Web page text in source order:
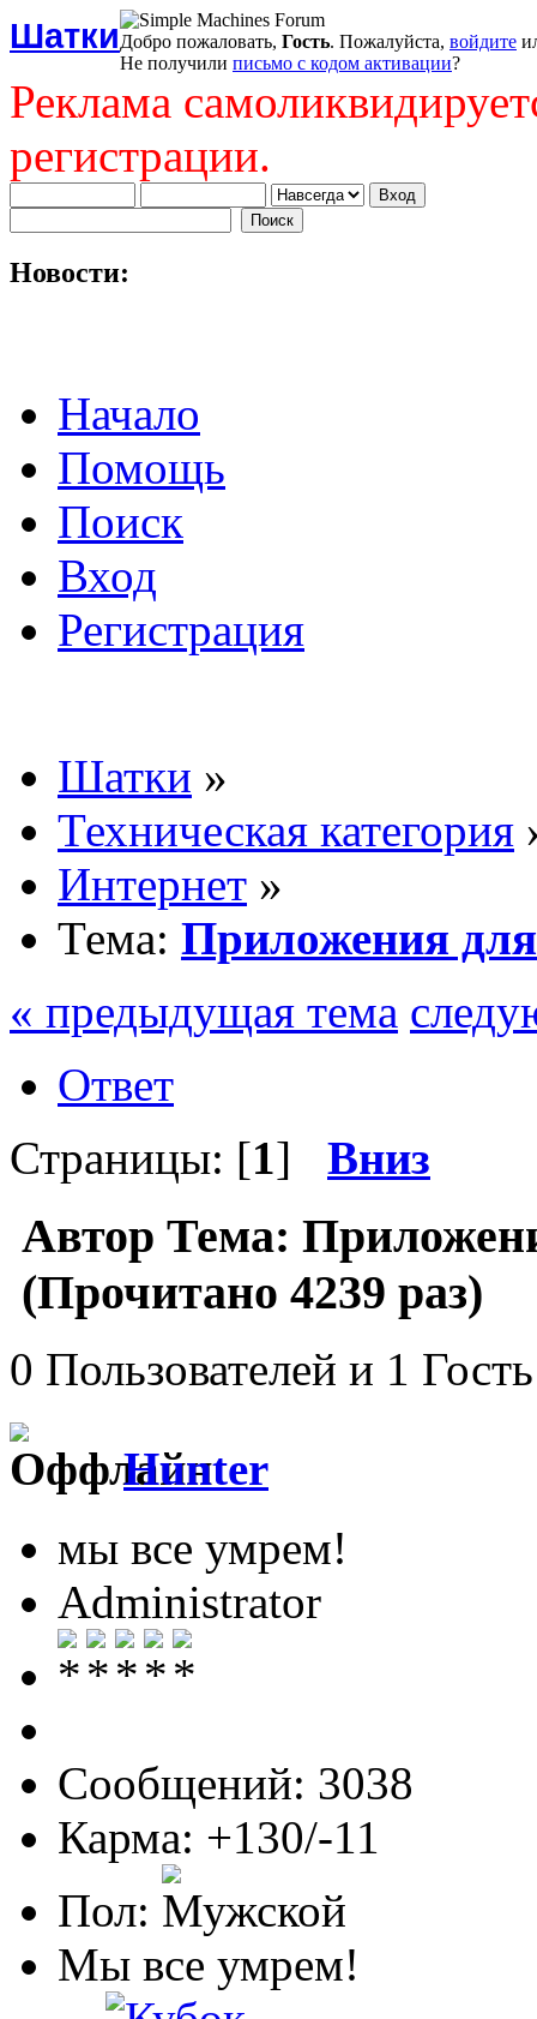
ШаткиДобро пожаловать, Гость. Пожалуйста, войдите
Не получили письмо с кодом активации?
Реклама
регистрации.
Новости:
Начало
Помощь
Поиск
Вход
Регистрация
Шатки »
Техническая категория
Интернет »
Тема: Приложения
« предыдущая тема
Ответ
Страницы: [1] Вниз
Автор Тема:
(Прочитано 4239 раз)
0 Пользователей и 1
Hunter
мы все умрем!
Administrator
Сообщений: 3038
Карма: +130/-11
Пол:
Мы все умрем!